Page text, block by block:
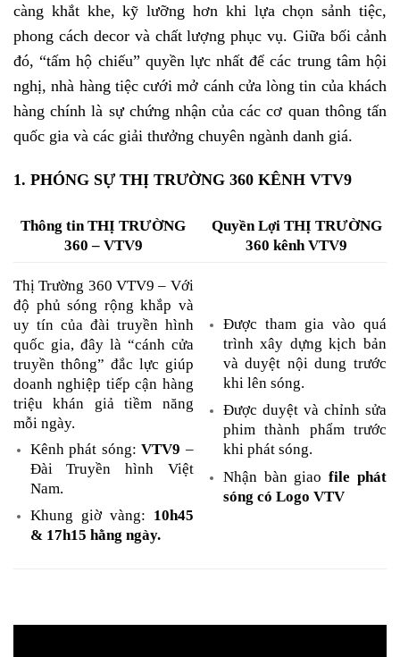
càng khắt khe, kỹ lưỡng hơn khi lựa chọn sảnh tiệc,
phong cách decor và chất lượng phục vụ. Giữa bối cảnh
đó, “tấm hộ chiếu” quyền lực nhất để các trung tâm hội
nghị, nhà hàng tiệc cưới mở cánh cửa lòng tin của khách
hàng chính là sự chứng nhận của các cơ quan thông tấn
quốc gia và các giải thưởng chuyên ngành danh giá.
1. PHÓNG SỰ THỊ TRƯỜNG 360 KÊNH VTV9
Thông tin THỊ TRƯỜNG
360 – VTV9
Quyền Lợi THỊ TRƯỜNG
360 kênh VTV9
Thị Trường 360 VTV9 – Với
độ phủ sóng rộng khắp và
uy tín của đài truyền hình
quốc gia, đây là “cánh cửa
truyền thông” đắc lực giúp
doanh nghiệp tiếp cận hàng
triệu khán giả tiềm năng
mỗi ngày.
Kênh phát sóng:VTV9 –
Đài Truyền hình Việt
Nam.
Khung giờ vàng: 10h45
& 17h15 hằng ngày.
Được tham gia vào quá
trình xây dựng kịch bản
và duyệt nội dung trước
khi lên sóng.
Được duyệt và chỉnh sửa
phim thành phẩm trước
khi phát sóng.
Nhận bàn giaofile phát
sóng có Logo VTV